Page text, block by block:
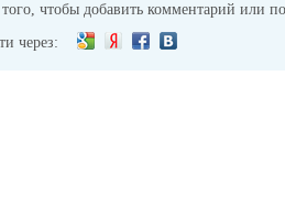
чтобы добавить комментарий или
через: